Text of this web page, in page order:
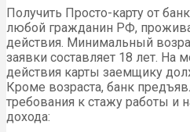
Получить Просто-карту от
любой гражданин РФ,
действия. Минимальный
заявки составляет 18 лет. На
действия карты заемщику
Кроме возраста, банк
требования к стажу работы и
дохода: